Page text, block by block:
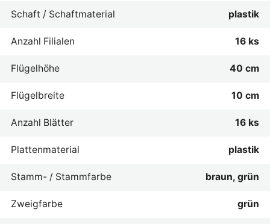
Schaft / Schaftmaterial plastik
Anzahl Filialen 16 ks
Flügelhöhe 40 cm
Flügelbreite 10 cm
Anzahl Blätter 16 ks
Plattenmaterial plastik
Stamm- / Stammfarbe braun, grün
Zweigfarbe grün